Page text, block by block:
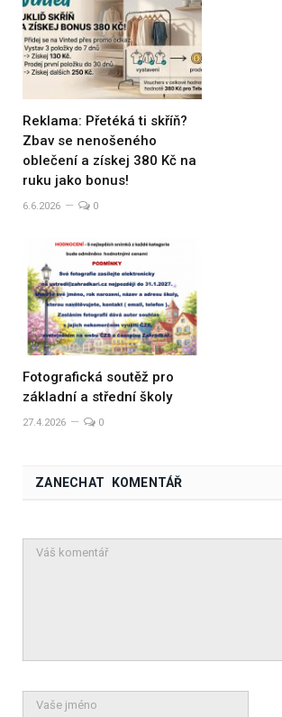
Reklama: Přetéká ti skříň?
Zbav se nenošeného
oblečení a získej 380 Kč na
ruku jako bonus!
6.6.2026 0
Fotografická soutěž pro
základní a střední školy
27.4.2026 0
ZANECHAT KOMENTÁŘ